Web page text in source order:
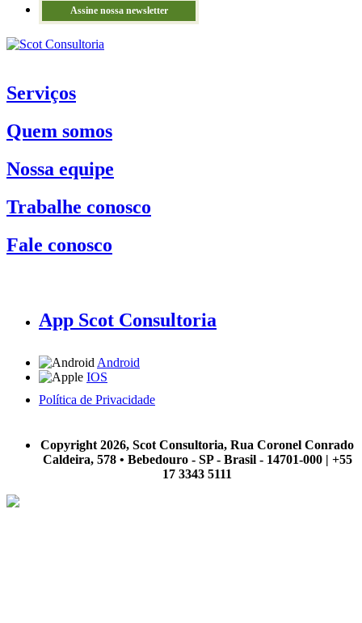
Assine nossa newsletter
Serviços
Quem somos
Nossa equipe
Trabalhe conosco
Fale conosco
App Scot Consultoria
Android
IOS
Política de Privacidade
Copyright 2026, Scot Consultoria, Rua Coronel Conrado
Caldeira, 578 • Bebedouro - SP - Brasil - 14701-000 | +55
17 3343 5111